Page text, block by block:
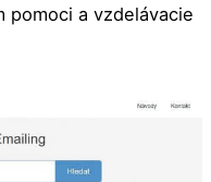
pomoci a vzdelávacie